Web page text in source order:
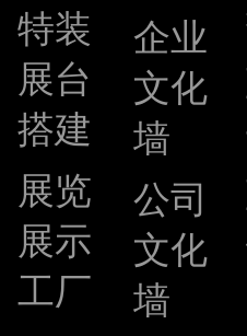
特装
展台
搭建
展览
展示
工厂
企业
文化
墙
公司
文化
墙